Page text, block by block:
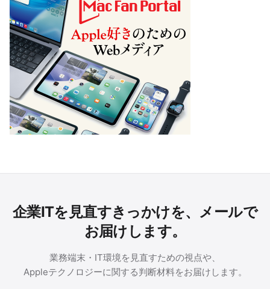
企業ITを見直すきっかけを、メールで
お届けします。
業務端末・IT環境を見直すための視点や、
Appleテクノロジーに関する判断材料をお届けします。